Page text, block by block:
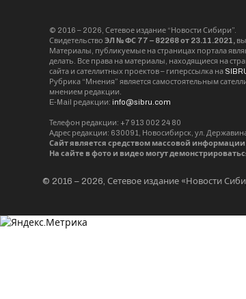
© 2016 – 2026, Сетевое издание “Новости Сибири”.
Свидетельство ЭЛ № ФС 77 – 82268 от 23.11.2021,
Материалы, публикуемые на страницах портала
делать. Все права на материалы, находящиеся на
сайта и сателлитных проектов – гиперссылка на
Рубрика “Мнения” является самостоятельным
мнением редакции.
E-Mail редакции: info@sibru.com
Телефон редакции: +7 913 002 24 80
Адрес редакции: 630091, Новосибирск, ул.
Сайт является средством массовой информации.
На сайте в фото и видео могут
© 2016 – 2026, Сетевое издание «Новости